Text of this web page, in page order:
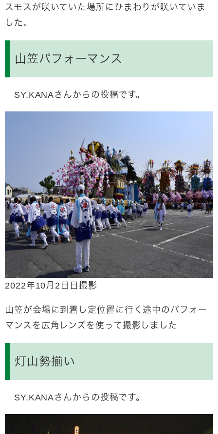
スモスが咲いていた場所にひまわりが咲いていま
した。
山笠パフォーマンス
SY.KANAさんからの投稿です。
2022年10月2日日撮影
山笠が会場に到着し定位置に行く途中のパフォー
マンスを広角レンズを使って撮影しました
灯山勢揃い
SY.KANAさんからの投稿です。